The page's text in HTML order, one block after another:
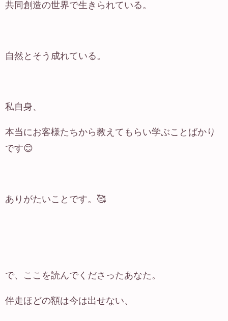
共同創造の世界で生きられている。
自然とそう成れている。
私自身、
本当にお客様たちから教えてもらい学ぶことばかり
です😊
ありがたいことです。🥰
で、ここを読んでくださったあなた。
伴走ほどの額は今は出せない、